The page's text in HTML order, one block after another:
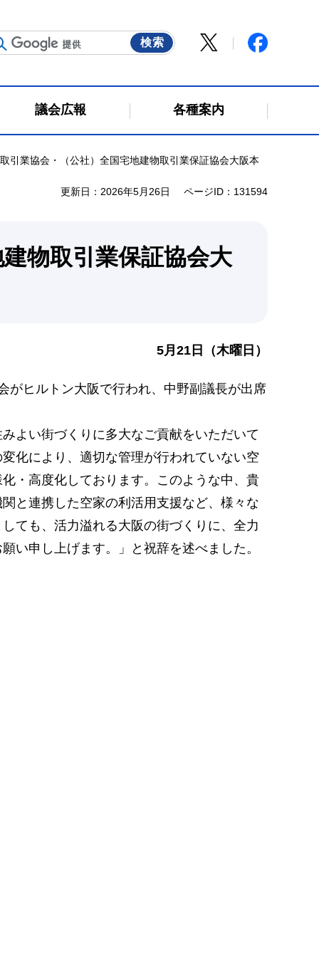
議会広報 各種案内
引業協会・（公社）全国宅地建物取引業保証協会大阪本
更新日：2026年5月26日 ページID：131594
物取引業保証協会大
5月21日（木曜日）
がヒルトン大阪で行われ、中野副議長が出席
よい街づくりに多大なご貢献をいただいて
化により、適切な管理が行われていない空
・高度化しております。このような中、貴
と連携した空家の利活用支援など、様々な
ても、活力溢れる大阪の街づくりに、全力
い申し上げます。」と祝辞を述べました。